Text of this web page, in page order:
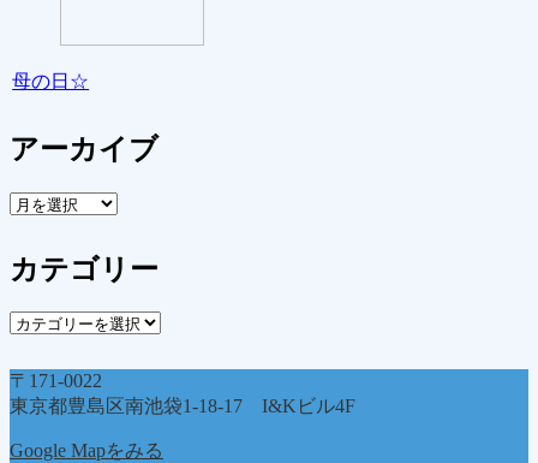
母の日☆
アーカイブ
ア
カ
イ
カテゴリー
カ
ゴ
リ
〒171-0022
東京都豊島区南池袋1-18-17 I&Kビル4F
Google Mapをみる